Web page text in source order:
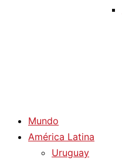
Mundo
América Latina
Uruguay